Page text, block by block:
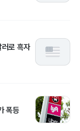
로 흑자
폭등